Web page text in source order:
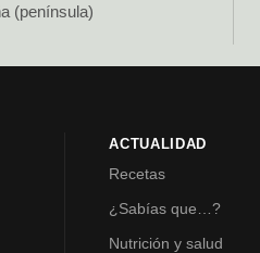
(península)
ACTUALIDAD
Recetas
¿Sabías que…?
Nutrición y salud